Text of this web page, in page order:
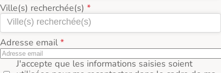
Ville(s) recherchée(s)
Adresse email
J'accepte que les informations saisies soient